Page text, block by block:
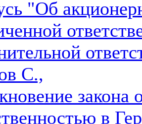
"Об
С.,
закона
в